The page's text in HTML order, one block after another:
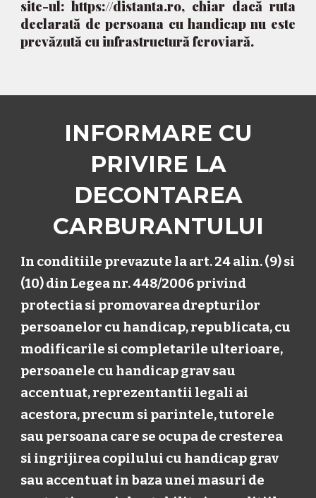
site-ul: https://distanta.ro, chiar dacă ruta
declarată de persoana cu handicap nu este
prevăzută cu infrastructură feroviară.
INFORMARE CU
PRIVIRE LA
DECONTAREA
CARBURANTULUI
In conditiile prevazute la art. 24 alin. (9) si
(10) din Legea nr. 448/2006 privind
protectia si promovarea drepturilor
persoanelor cu handicap, republicata, cu
modificarile si completarile ulterioare,
persoanele cu handicap grav sau
accentuat, reprezentantii legali ai
acestora, precum si parintele, tutorele
sau persoana care se ocupa de cresterea
si ingrijirea copilului cu handicap grav
sau accentuat in baza unei masuri de